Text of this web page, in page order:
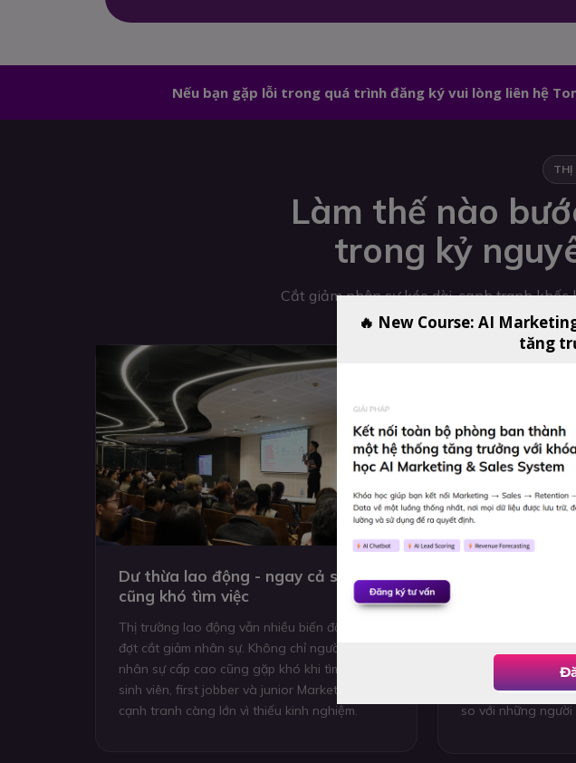
Nếu bạn gặp lỗi trong quá trình đăng ký vui lòng liên hệ
Làm thế nào
trong kỷ
Cắt giảm nhân sự kéo dài, cạnh tranh
Dư thừa lao động - ngay cả senior
cũng khó tìm việc
Thị trường lao động vẫn nhiều biến động sau các
đợt cắt giảm nhân sự. Không chỉ người trẻ mà cả
nhân sự cấp cao cũng gặp khó khi tìm việc. Với
sinh viên, first jobber và junior Marketing, áp lực
cạnh tranh càng lớn vì thiếu kinh nghiệm.
AI là chuẩn
thế mà là bắt
khả năng ứng
nhanh hơn, hiệu
so với những người
THỊ
🔥 New Course: AI
tăng